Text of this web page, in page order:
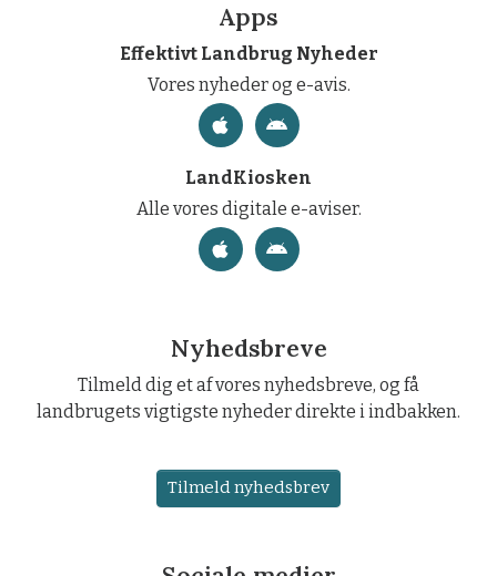
Apps
Effektivt Landbrug Nyheder
Vores nyheder og e-avis.
LandKiosken
Alle vores digitale e-aviser.
Nyhedsbreve
Tilmeld dig et af vores nyhedsbreve, og få
landbrugets vigtigste nyheder direkte i indbakken.
Tilmeld nyhedsbrev